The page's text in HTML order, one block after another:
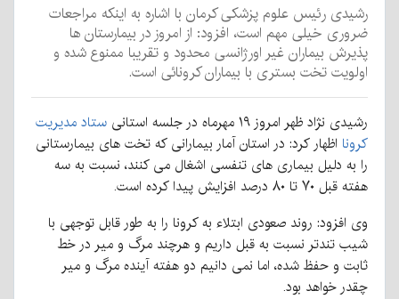
رشیدی رئیس علوم پزشکی کرمان با اشاره به اینکه مراجعات
ضروری خیلی مهم است، افزود: از امروز در بیمارستان ها
پذیرش بیماران غیر اورژانسی محدود و تقریبا ممنوع شده و
اولویت تخت بستری با بیماران کرونائی است.
رشیدی نژاد ظهر امروز ۱۹ مهرماه در جلسه استانی
ستاد مدیریت
کرونا اظهار کرد: در استان آمار بیمارانی که تخت های بیمارستانی
را به دلیل بیماری های تنفسی اشغال می کنند، نسبت به سه
هفته قبل ۷۰ تا ۸۰ درصد افزایش پیدا کرده است.
وی افزود: روند صعودی ابتلاء به کرونا را به طور قابل توجهی با
شیب تندتر نسبت به قبل داریم و هرچند مرگ و میر در خط
ثابت و حفظ شده، اما نمی دانیم دو هفته آینده مرگ و میر
چقدر خواهد بود.